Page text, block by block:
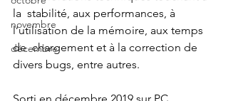
novembre
décembre
la  stabilité, aux performances, à
l’utilisation de la mémoire, aux temps
de  chargement et à la correction de
divers bugs, entre autres.